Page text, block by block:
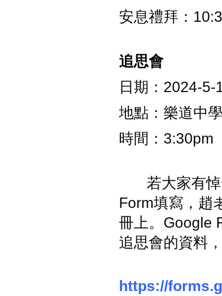
安息禮拜：
追思會
日期：2024-5-
地點：樂道中
時間：3:30pm
若大家有悼
Form填寫，趙
冊上。Google
追思會的資料
https://